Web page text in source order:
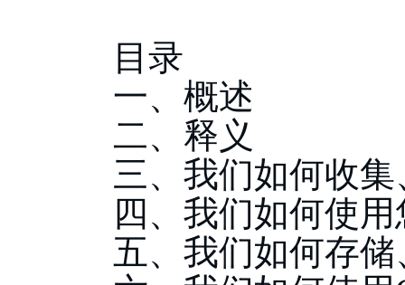
目录
一、概述
二、释义
三、我们如何收
四、我们如何使
五、我们如何存